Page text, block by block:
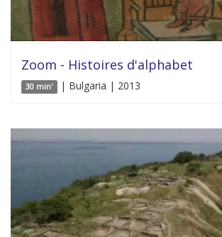
Zoom - Histoires d'alphabet
30 min' | Bulgaria | 2013